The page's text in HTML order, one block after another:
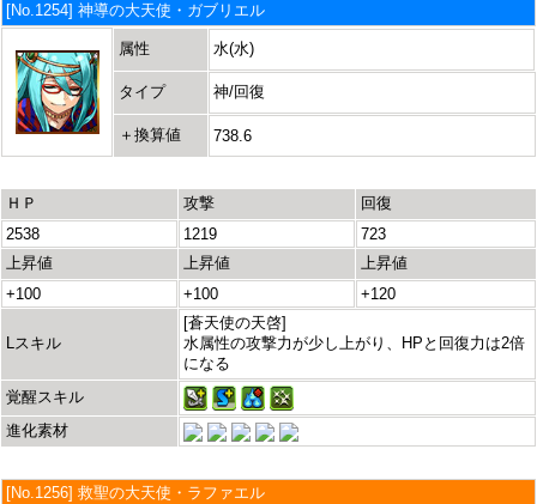
[No.1254] 神導の大天使・ガブリエル
属性 水(水)
タイプ 神/回復
＋換算値 738.6
ＨＰ 攻撃
回復
2538
1219
723
上昇値
上昇値
上昇値
+100
+100 +120
Lスキル
[蒼天使の天啓]
水属性の攻撃力が少し上がり、HPと回復力は2倍
になる
覚醒スキル
進化素材
[No.1256] 救聖の大天使・ラファエル